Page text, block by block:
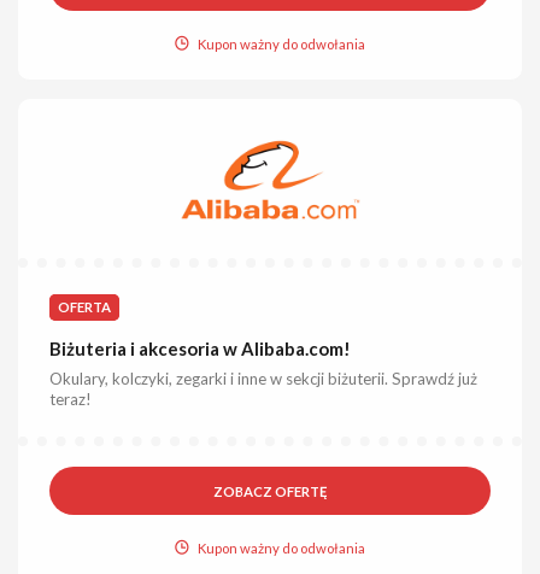
Kupon ważny do odwołania
OFERTA
Biżuteria i akcesoria w Alibaba.com!
Okulary, kolczyki, zegarki i inne w sekcji biżuterii. Sprawdź już
teraz!
ZOBACZ OFERTĘ
Kupon ważny do odwołania